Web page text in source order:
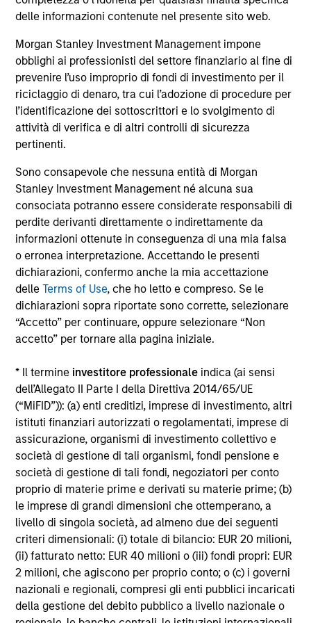
delle informazioni contenute nel presente sito web.
Morgan Stanley Investment Management impone
obblighi ai professionisti del settore finanziario al fine di
prevenire l’uso improprio di fondi di investimento per il
riciclaggio di denaro, tra cui l’adozione di procedure per
l’identificazione dei sottoscrittori e lo svolgimento di
attività di verifica e di altri controlli di sicurezza
pertinenti.
Sono consapevole che nessuna entità di Morgan
Stanley Investment Management né alcuna sua
consociata potranno essere considerate responsabili di
perdite derivanti direttamente o indirettamente da
informazioni ottenute in conseguenza di una mia falsa
o erronea interpretazione. Accettando le presenti
dichiarazioni, confermo anche la mia accettazione
delleTerms of Use, che ho letto e compreso. Se le
dichiarazioni sopra riportate sono corrette, selezionare
“Accetto” per continuare, oppure selezionare “Non
accetto” per tornare alla pagina iniziale.
* Il termine investitore professionale indica (ai sensi
dell’Allegato II Parte I della Direttiva 2014/65/UE
(“MiFID”)): (a) enti creditizi, imprese di investimento, altri
istituti finanziari autorizzati o regolamentati, imprese di
assicurazione, organismi di investimento collettivo e
società di gestione di tali organismi, fondi pensione e
società di gestione di tali fondi, negoziatori per conto
proprio di materie prime e derivati su materie prime; (b)
le imprese di grandi dimensioni che ottemperano, a
livello di singola società, ad almeno due dei seguenti
criteri dimensionali: (i) totale di bilancio: EUR 20 milioni,
(ii) fatturato netto: EUR 40 milioni o (iii) fondi propri: EUR
2 milioni, che agiscono per proprio conto; o (c) i governi
nazionali e regionali, compresi gli enti pubblici incaricati
della gestione del debito pubblico a livello nazionale o
all’emissione e al rimborso delle azioni. La fonte di tutti i
Investment Management Limited (“MSIM Ltd”).
Il valore degli investimenti e i proventi da essi derivanti
possono aumentare come diminuire e un investitore può
non
recuperare l'importo investito.
I dati di performance per i comparti con track record
inferiore a un anno non sono illustrati. Le performance sono
calcolate al netto delle commissioni. I dati di performance
da inizio anno non sono annualizzati. Le performance di
altre classi di azioni, se disponibili, potrebbero essere
diverse. Prima di investire si consiglia di valutare
attentamente gli obiettivi d’investimento, i rischi, le
commissioni e le spese del comparto.
Il ricorso alla leva aumenta i rischi: una variazione
relativamente contenuta nel valore di un investimento può
determinare una variazione molto più elevata, sia in senso
positivo che negativo, nel valore di quell’investimento e, di
conseguenza, nel valore del Comparto.
Alcuni documenti disponibili in questo sito possono
riguardare più comparti della gamma Morgan Stanley
sono disponibili in tutte le giurisdizioni e che i comparti non
sono disponibili per le persone residenti nelle giurisdizioni
in cui tale distribuzione o disponibilità sia contraria alle
leggi o ai regolamenti locali.
Più alta è la categoria (1-7), maggiore è il potenziale di
rendimento, ma anche il rischio di perdere l’investimento.
La categoria 1 non indica un investimento privo di rischio. Si
rimanda al Documento contenente informazioni chiave per
gli investitori (KIID), nella sezione Risorse, per il rating di
rischio specifico per le classi di azioni e le avvertenze.
Il Morningstar Rating™, o “star rating” viene calcolato per i
prodotti gestiti (inclusi fondi comuni, sottoconti di rendite
variabili e polizze vita variabili, exchange-traded fund, fondi
chiusi e conti separati) con uno storico minimo di tre anni.
Gli exchange-traded fund e i fondi comuni aperti sono
considerati come un’unica categoria a fini comparativi. Il
rating viene calcolato sulla base di una misura del